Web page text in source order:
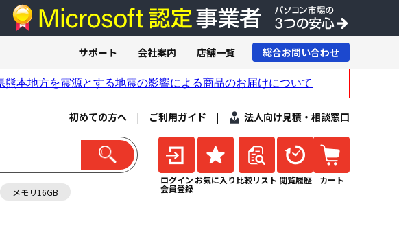
初めての方へ | ご利用ガイド | 法人向け見積・相談窓口
メモリ16GB
ログイン
会員登録
お気に入り 比較リスト 閲覧履歴 カート
サポート 会社案内 店舗一覧 総合お問い合わせ